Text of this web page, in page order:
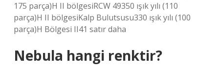
175 parça)H II bölgesiRCW 49350 ışık yılı (110
parça)H II bölgesiKalp Bulutsusu330 ışık yılı (100
parça)H Bölgesi II41 satır daha
Nebula hangi renktir?